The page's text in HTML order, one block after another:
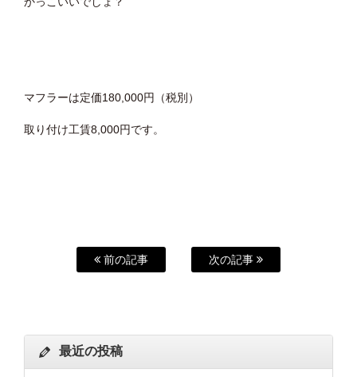
マフラーは定価180,000円（税別）
取り付け工賃8,000円です。
前の記事 次の記事
最近の投稿